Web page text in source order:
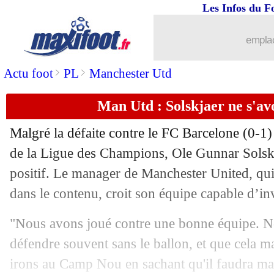
Actu foot> PL > Manchester Utd
Les Infos du
Man Utd : Solskjaer ne
Malgré la défaite contre le FC Barcelone (0-
de la Ligue des Champions, Ole Gunnar
positif. Le manager de Manchester United,
dans le contenu, croit son équipe capable
"Nous avons joué contre une bonne équipe.
défendre souvent sans le ballon, et que cela
irons au Camp Nou en sachant qu'il faudra
OM: McCourt encore prêt à investir ?
11/04 PSG
11/04 LdC: Ronaldo, le roi de la phase
11/04 PSG : Neymar reprend
11/04 Atletico : Diego Costa suspendu 8
11/04 VIDEO: la virgule-petit pont de
11/04 Bayern: un problème avec la
11/04 Barça: Lukaku ne peut pas comparer